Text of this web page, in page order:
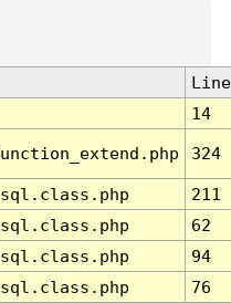
Line
14
324
211
62
94
76